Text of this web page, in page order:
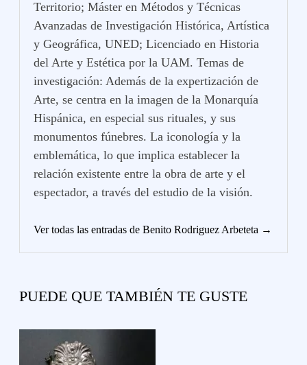
Territorio; Máster en Métodos y Técnicas
Avanzadas de Investigación Histórica, Artística
y Geográfica, UNED; Licenciado en Historia
del Arte y Estética por la UAM. Temas de
investigación: Además de la expertización de
Arte, se centra en la imagen de la Monarquía
Hispánica, en especial sus rituales, y sus
monumentos fúnebres. La iconología y la
emblemática, lo que implica establecer la
relación existente entre la obra de arte y el
espectador, a través del estudio de la visión.
Ver todas las entradas de Benito Rodriguez Arbeteta →
PUEDE QUE TAMBIÉN TE GUSTE